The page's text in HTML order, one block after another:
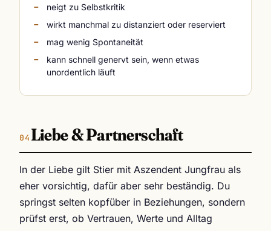
neigt zu Selbstkritik
wirkt manchmal zu distanziert oder reserviert
mag wenig Spontaneität
kann schnell genervt sein, wenn etwas
unordentlich läuft
Liebe & Partnerschaft
In der Liebe gilt Stier mit Aszendent Jungfrau als
eher vorsichtig, dafür aber sehr beständig. Du
springst selten kopfüber in Beziehungen, sondern
prüfst erst, ob Vertrauen, Werte und Alltag